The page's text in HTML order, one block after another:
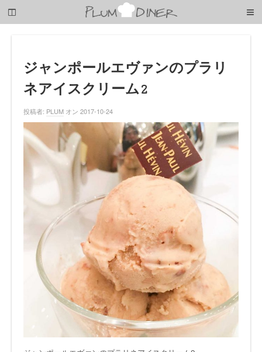
子
ジャンポールエヴァンのプラリ
ネアイスクリーム2
投稿者: PLUM オン 2017-10-24